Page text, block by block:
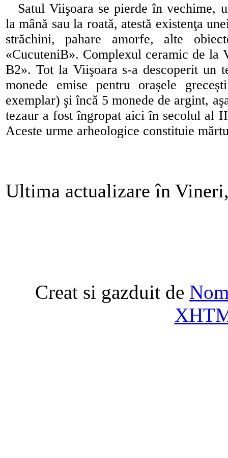
Satul Viişoara se pierde în vechime,
la mână sau la roată, atestă existenţa
străchini, pahare amorfe, alte
«CucuteniB». Complexul ceramic de la
B2». Tot la Viişoara s-a descoperit un
monede emise pentru oraşele
exemplar) şi încă 5 monede de argint,
tezaur a fost îngropat aici în secolul al
Aceste urme arheologice constituie
Ultima actualizare în
Creat si gazduit de